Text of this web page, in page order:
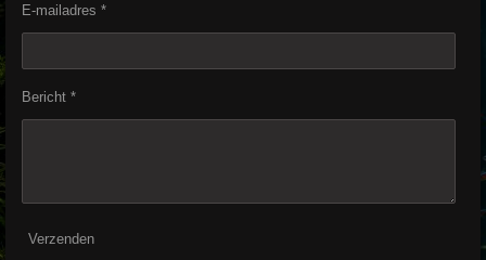
E-mailadres *
Bericht *
Verzenden